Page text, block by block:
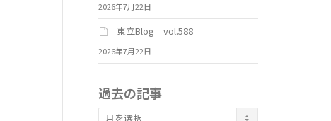
2026年7月22日
東立Blog vol.588
2026年7月22日
過去の記事